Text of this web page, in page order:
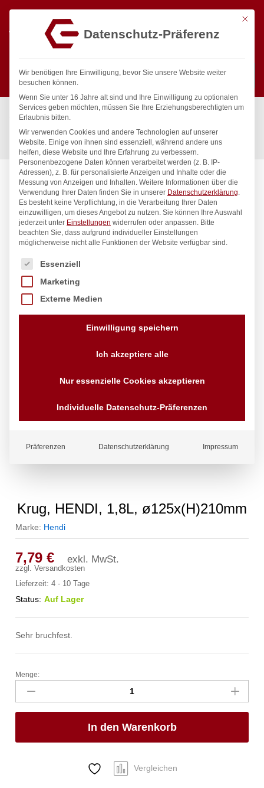
Suchen
Start / Gastronomiebedarf & Gastro Geräte für Profis
Präsentation
Buffet-Präsentation
/
Krug, HENDI, 1,8L, ø125x(H)210mm
Krug, HENDI, 1,8L, ø125x(H)210mm
Marke: Hendi
7,79€ exkl. MwSt.
zzgl.Versandkosten
Lieferzeit:4 - 10 Tage
Status: Auf Lager
Sehr bruchfest.
Krug,
HENDI,
1,8L,
ø125x(H)210mm
Menge:
In den Warenkorb
Vergleichen
Mit
Datenschutz-Präferenz
Wir benötigen Ihre Einwilligung, bevor Sie unsere Website weiter
besuchen können.
Wenn Sie unter 16 Jahre alt sind und Ihre Einwilligung zu optionalen
Services geben möchten, müssen Sie Ihre Erziehungsberechtigten um
Erlaubnis bitten.
Wir verwenden Cookies und andere Technologien auf unserer
Website. Einige von ihnen sind essenziell, während andere uns
helfen, diese Website und Ihre Erfahrung zu verbessern.
Personenbezogene Daten können verarbeitet werden (z. B. IP-
Adressen), z. B. für personalisierte Anzeigen und Inhalte oder die
Messung von Anzeigen und Inhalten. Weitere Informationen über die
Verwendung Ihrer Daten finden Sie in unserer Datenschutzerklärung.
Es besteht keine Verpflichtung, in die Verarbeitung Ihrer Daten
einzuwilligen, um dieses Angebot zu nutzen. Sie können Ihre Auswahl
jederzeit unter Einstellungen widerrufen oder anpassen. Bitte
beachten Sie, dass aufgrund individueller Einstellungen
möglicherweise nicht alle Funktionen der Website verfügbar sind.
Es folgt eine Liste der Service-Gruppen, für die eine
Essenziell
Marketing
Externe Medien
Einwilligung speichern
Ich akzeptiere alle
Nur essenzielle Cookies akzeptieren
Individuelle Datenschutz-Präferenzen
Präferenzen Datenschutzerklärung Impressum